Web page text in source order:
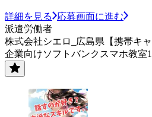
詳細を見る
応募画面に進む
派遣労働者
株式会社シエロ_広島県【携帯キ
企業向けソフトバンクスマホ教室